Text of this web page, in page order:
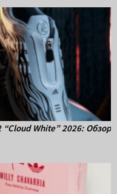
White” 2026: Обзор